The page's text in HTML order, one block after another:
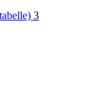
3